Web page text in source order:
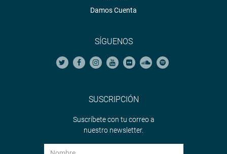
Damos Cuenta
SÍGUENOS
SUSCRIPCIÓN
Suscríbete con tu correo a
nuestro newsletter.